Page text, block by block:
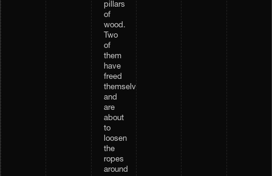
pillars
of
wood.
Two
of
them
have
freed
themselves,
and
are
about
to
loosen
the
ropes
around